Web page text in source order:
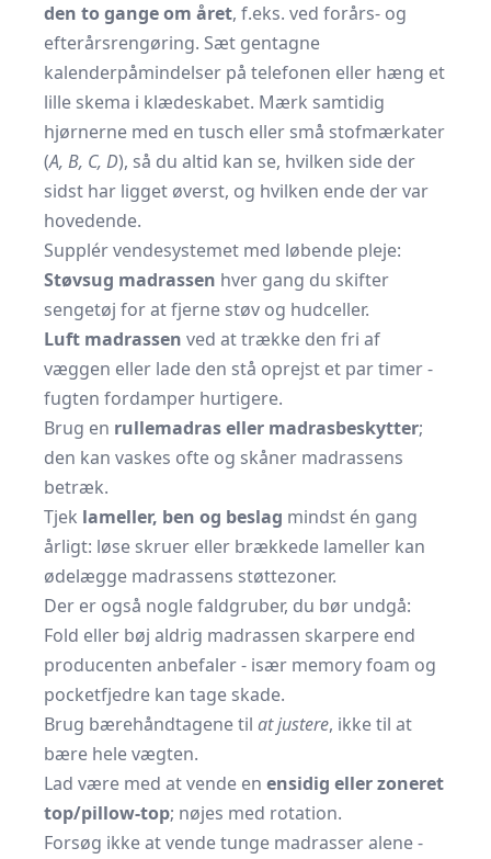
den to gange om året, f.eks. ved forårs- og
efterårsrengøring. Sæt gentagne
kalenderpåmindelser på telefonen eller hæng et
lille skema i klædeskabet. Mærk samtidig
hjørnerne med en tusch eller små stofmærkater
(A, B, C, D), så du altid kan se, hvilken side der
sidst har ligget øverst, og hvilken ende der var
hovedende.
Supplér vendesystemet med løbende pleje:
Støvsug madrassen hver gang du skifter
sengetøj for at fjerne støv og hudceller.
Luft madrassen ved at trække den fri af
væggen eller lade den stå oprejst et par timer -
fugten fordamper hurtigere.
Brug en rullemadras eller madrasbeskytter;
den kan vaskes ofte og skåner madrassens
betræk.
Tjek lameller, ben og beslag mindst én gang
årligt: løse skruer eller brækkede lameller kan
ødelægge madrassens støttezoner.
Der er også nogle faldgruber, du bør undgå:
Fold eller bøj aldrig madrassen skarpere end
producenten anbefaler - især memory foam og
pocketfjedre kan tage skade.
Brug bærehåndtagene til at justere, ikke til at
bære hele vægten.
Lad være med at vende en ensidig eller zoneret
top/pillow-top; nøjes med rotation.
Forsøg ikke at vende tunge madrasser alene -